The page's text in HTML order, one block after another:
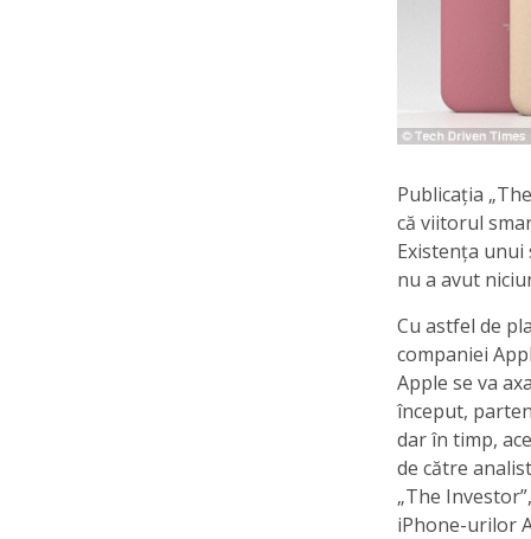
Publicația
că viitorul
Existența unui
nu a avut
Cu astfel de
companiei
Apple se va
început,
dar în timp,
de către
„The
iPhone-urilor